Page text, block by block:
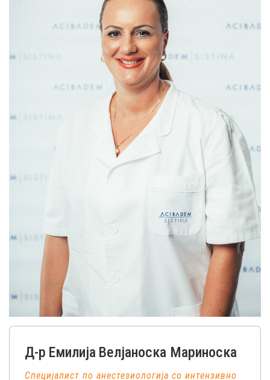
Д-р Емилија Велјаноска Мариноска
Специјалист по анестезиологија со интензивно